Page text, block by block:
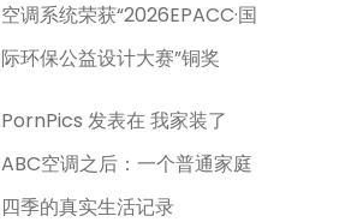
空调系统荣获“2026EPACC·国
际环保公益设计大赛”铜奖
PornPics 发表在我家装了
ABC空调之后：一个普通家庭
四季的真实生活记录